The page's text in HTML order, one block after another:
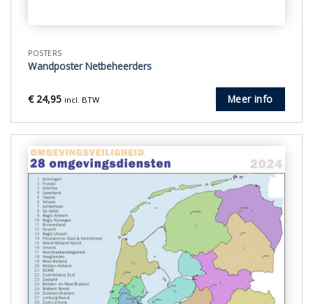
POSTERS
Wandposter Netbeheerders
€24,95 incl. BTW Meer info